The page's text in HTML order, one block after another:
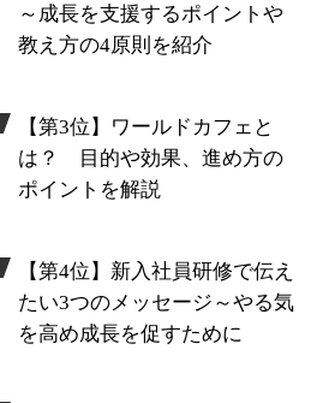
～成長を支援するポイントや
教え方の4原則を紹介
【第3位】ワールドカフェと
は？ 目的や効果、進め方の
ポイントを解説
【第4位】新入社員研修で伝え
たい3つのメッセージ～やる気
を高め成長を促すために